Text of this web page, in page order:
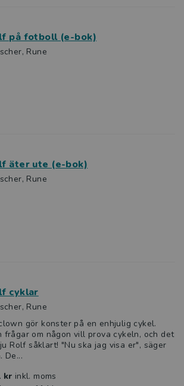
på fotboll (e-bok)
Rune
äter ute (e-bok)
Rune
cyklar
Rune
gör konster på en enhjulig cykel.
frågar om någon vill prova cykeln, och det
Rolf såklart! "Nu ska jag visa er", säger
De...
kr inkl. moms